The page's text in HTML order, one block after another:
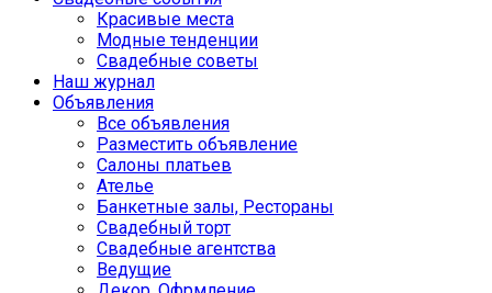
Красивые места
Модные тенденции
Свадебные советы
Наш журнал
Объявления
Все объявления
Разместить объявление
Салоны платьев
Ателье
Банкетные залы, Рестораны
Свадебный торт
Свадебные агентства
Ведущие